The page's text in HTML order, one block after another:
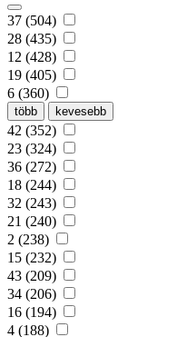
37 (504)
28 (435)
12 (428)
19 (405)
6 (360)
több kevesebb
42 (352)
23 (324)
36 (272)
18 (244)
32 (243)
21 (240)
2 (238)
15 (232)
43 (209)
34 (206)
16 (194)
4 (188)